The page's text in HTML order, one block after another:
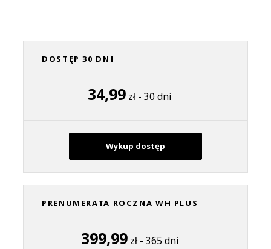
DOSTĘP 30 DNI
34,99 zł - 30 dni
Wykup dostęp
PRENUMERATA ROCZNA WH PLUS
399,99zł - 365 dni